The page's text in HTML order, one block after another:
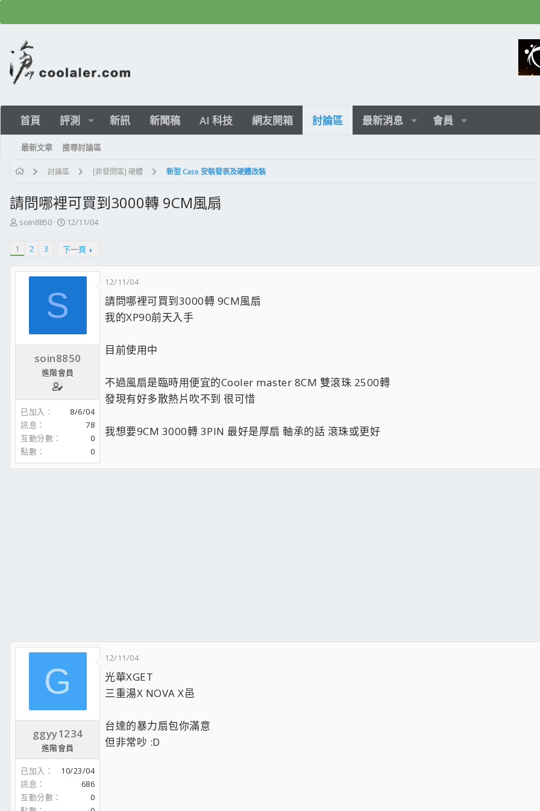
首頁 評測 新訊 新聞稿 AI 科技 網友開箱 討論區 最新消息 會員
最新文章 搜尋討論區
討論區 [非發問區] 硬體 新型 Case 安裝發表及硬體改裝
請問哪裡可買到3000轉 9CM風扇
主
起
人
soin8850
開
日
12/11/04
1 2 3 下一頁
S
soin8850
進階會員
已加入
8/6/04
訊息
78
互動分數
0
點數
0
12/11/04
請問哪裡可買到3000轉 9CM風扇
我的XP90前天入手
目前使用中
不過風扇是臨時用便宜的Cooler master 8CM 雙滾珠 2500轉
發現有好多散熱片吹不到 很可惜
我想要9CM 3000轉 3PIN 最好是厚扇 軸承的話 滾珠或更好
G
ggyy1234
進階會員
已加入
10/23/04
訊息
686
互動分數
0
12/11/04
光華XGET
三重湯X NOVA X邑
台達的暴力扇包你滿意
但非常吵 :D